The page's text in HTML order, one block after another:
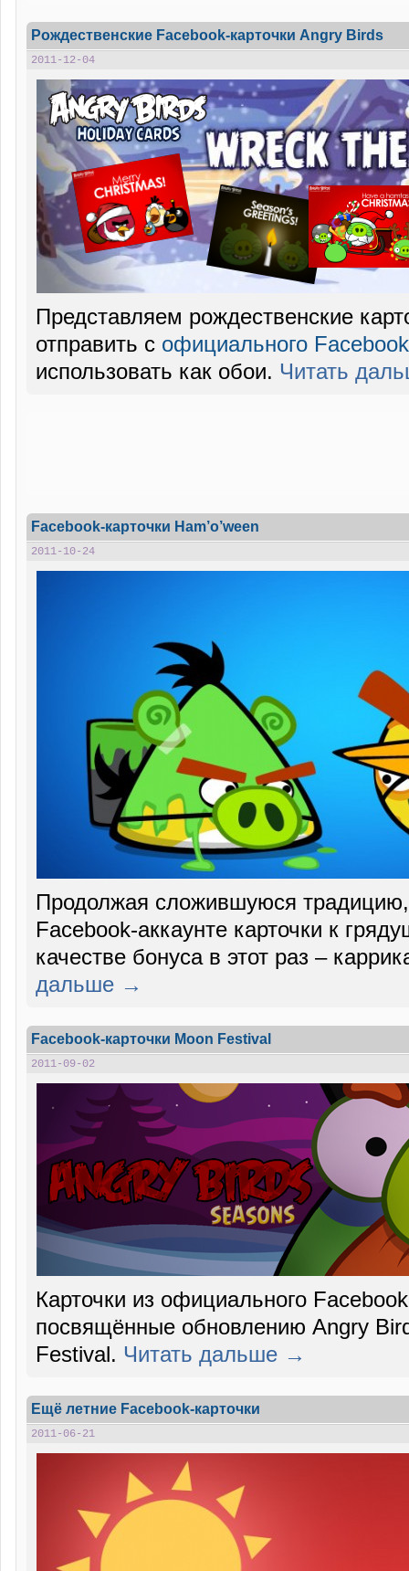
Рождественские Facebook-карточки Angry Birds
2011-12-04
Представляем рождественские
отправить с официального
использовать как обои. Читать
Facebook-карточки Ham’o’ween
2011-10-24
Продолжая сложившуюся
Facebook-аккаунте карточки к
качестве бонуса в этот раз –
дальше →
Facebook-карточки Moon Festival
2011-09-02
Карточки из официального
посвящённые обновлению Angry
Festival. Читать дальше →
Ещё летние Facebook-карточки
2011-06-21